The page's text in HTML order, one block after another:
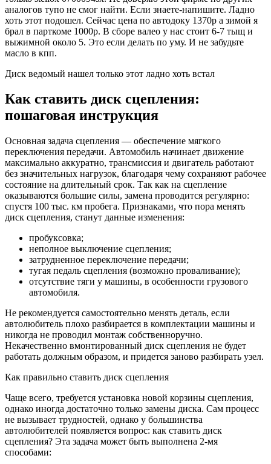
аналогов тупо не смог найти. Если знаете-напишите. Ладно
хоть этот подошел. Сейчас цена по автодоку 1370р а зимой я
брал в парткоме 1000р. В сборе валео у нас стоит 6-7 тыщ и
выжимной около 5. Это если делать по уму. И не забудьте
масло в кпп.
Диск ведомый нашел только этот ладно хоть встал
Как ставить диск сцепления:
пошаговая инструкция
Основная задача сцепления — обеспечение мягкого
переключения передачи. Автомобиль начинает движение
максимально аккуратно, трансмиссия и двигатель работают
без значительных нагрузок, благодаря чему сохраняют рабочее
состояние на длительный срок. Так как на сцепление
оказываются большие силы, замена проводится регулярно:
спустя 100 тыс. км пробега. Признаками, что пора менять
диск сцепления, станут данные изменения:
пробуксовка;
неполное выключение сцепления;
затрудненное переключение передачи;
тугая педаль сцепления (возможно проваливание);
отсутствие тяги у машины, в особенности грузового
автомобиля.
Не рекомендуется самостоятельно менять деталь, если
автолюбитель плохо разбирается в комплектации машины и
никогда не проводил монтаж собственноручно.
Некачественно вмонтированный диск сцепления не будет
работать должным образом, и придется заново разбирать узел.
Как правильно ставить диск сцепления
Чаще всего, требуется установка новой корзины сцепления,
однако иногда достаточно только замены диска. Сам процесс
не вызывает трудностей, однако у большинства
автолюбителей появляется вопрос: как ставить диск
сцепления? Эта задача может быть выполнена 2-мя
способами: